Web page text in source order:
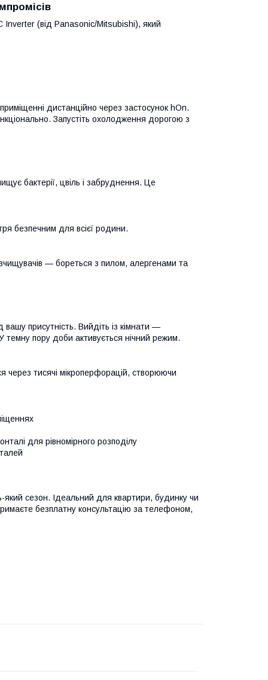
Inverter (від Panasonic/Mitsubishi), який
дистанційно через застосунок hOn.
Запустіть охолодження дорогою з
бактерії, цвіль і забруднення. Це
безпечним для всієї родини.
— бореться з пилом, алергенами та
присутність. Вийдіть із кімнати —
пору доби активується нічний режим.
тисячі мікроперфорацій, створюючи
для рівномірного розподілу
який сезон. Ідеальний для квартири, будинку чи
безплатну консультацію за телефоном,